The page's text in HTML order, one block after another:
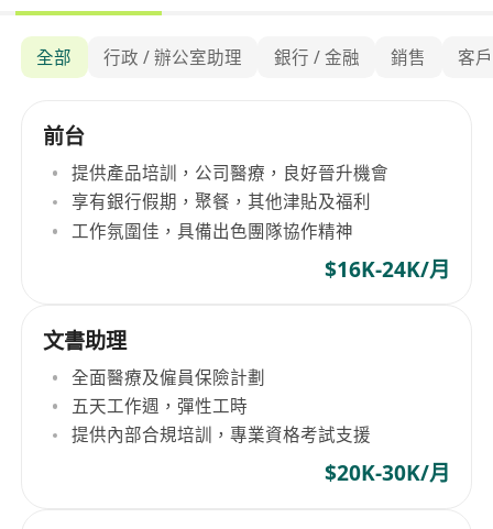
全部 行政 / 辦公室助理 銀行 / 金融 銷售 客
前台
提供產品培訓，公司醫療，良好晉升機會
享有銀行假期，聚餐，其他津貼及福利
工作氛圍佳，具備出色團隊協作精神
$16K-24K/月
文書助理
全面醫療及僱員保險計劃
五天工作週，彈性工時
提供內部合規培訓，專業資格考試支援
$20K-30K/月